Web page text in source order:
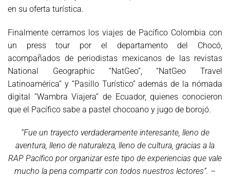
en su oferta turística.
Finalmente cerramos los viajes de Pacífico Colombia con
un press tour por el departamento del Chocó,
acompañados de periodistas mexicanos de las revistas
National Geographic “NatGeo”, “NatGeo Travel
Latinoamérica” y “Pasillo Turístico” además de la nómada
digital “Wambra Viajera” de Ecuador, quienes conocieron
que el Pacífico sabe a pastel chocoano y jugo de borojó.
“Fue un trayecto verdaderamente interesante, lleno de
aventura, lleno de naturaleza, lleno de cultura, gracias a la
RAP Pacífico por organizar este tipo de experiencias que vale
mucho la pena compartir con todos nuestros lectores”. –